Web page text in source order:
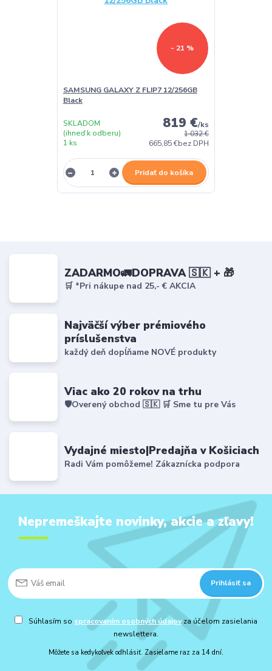
- 21 %
SAMSUNG GALAXY Z FLIP7 12/256GB
Black
1 032 €
819 €/ks
665,85 €bez DPH
SKLADOM
(ihneď k odberu)
1 ks
Pridať do košíka
ZADARMO🚛DOPRAVA 🇸🇰 + 🎁
🛒 *Pri nákupe nad 25,- € AKCIA
Najväčší výber prémiového
príslušenstva
každý deň dopĺňame NOVÉ produkty
Viac ako 20 rokov na trhu
🛡️Overený obchod 🇸🇰 🛒 Sme tu pre Vás
Vydajné miesto|Predajňa v Košiciach
Radi Vám pomôžeme! Zákaznícka podpora
Nepremeškajte novinky, akcie a zľavy!
Prihlásiť sa
Súhlasím so spracovaním osobných údajovza účelom zasielania
newslettera.
Môžete sa kedykoľvek odhlásiť. Zasielame raz za 14 dní.